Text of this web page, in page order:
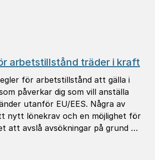
arbetstillstånd träder i kraft
för arbetstillstånd att gälla i
påverkar dig som vill anställa
utanför EU/EES. Några av
nytt lönekrav och en möjlighet för
att avslå avsökningar på grund …